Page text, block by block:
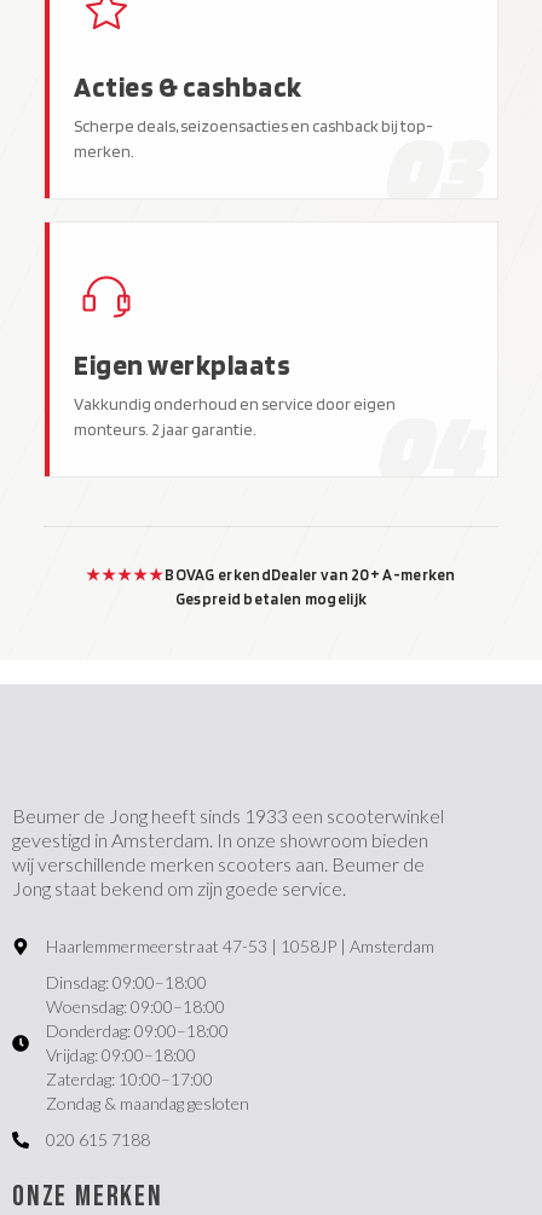
Acties & cashback
Scherpe deals, seizoensacties en cashback bij top-
merken.
03
Eigen werkplaats
Vakkundig onderhoud en service door eigen
monteurs. 2 jaar garantie.
04
★★★★★BOVAG erkendDealer van 20+ A-merken
Gespreid betalen mogelijk
Beumer de Jong heeft sinds 1933 een scooterwinkel
gevestigd in Amsterdam. In onze showroom bieden
wij verschillende merken scooters aan. Beumer de
Jong staat bekend om zijn goede service.
Haarlemmermeerstraat 47-53 | 1058JP | Amsterdam
Dinsdag: 09:00–18:00
Woensdag: 09:00–18:00
Donderdag: 09:00–18:00
Vrijdag: 09:00–18:00
Zaterdag: 10:00–17:00
Zondag & maandag gesloten
020 615 7188
ONZE MERKEN